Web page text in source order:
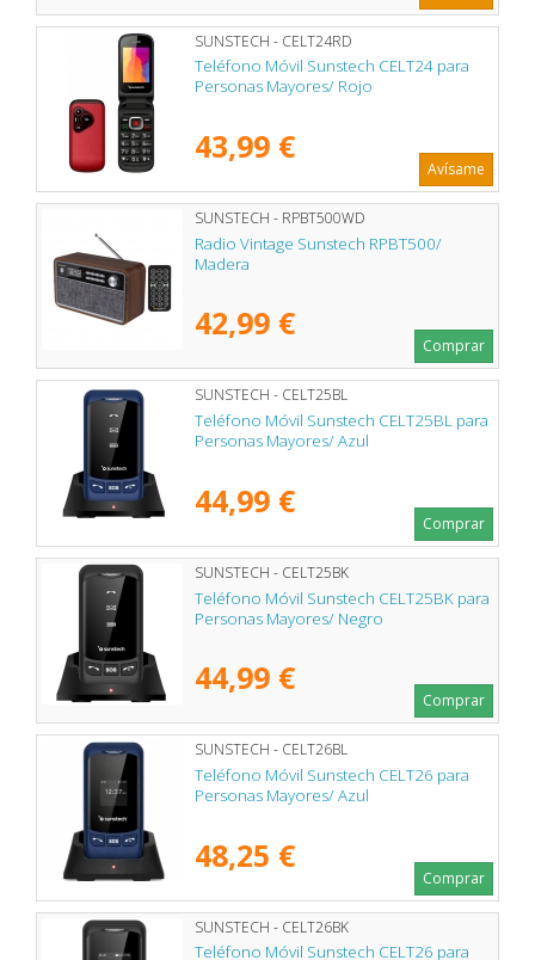
SUNSTECH - CELT24RD
Teléfono Móvil Sunstech CELT24 para
Personas Mayores/ Rojo
43,99 €
Avísame
SUNSTECH - RPBT500WD
Radio Vintage Sunstech RPBT500/
Madera
42,99 €
Comprar
SUNSTECH - CELT25BL
Teléfono Móvil Sunstech CELT25BL para
Personas Mayores/ Azul
44,99 €
Comprar
SUNSTECH - CELT25BK
Teléfono Móvil Sunstech CELT25BK para
Personas Mayores/ Negro
44,99 €
Comprar
SUNSTECH - CELT26BL
Teléfono Móvil Sunstech CELT26 para
Personas Mayores/ Azul
48,25 €
Comprar
SUNSTECH - CELT26BK
Teléfono Móvil Sunstech CELT26 para